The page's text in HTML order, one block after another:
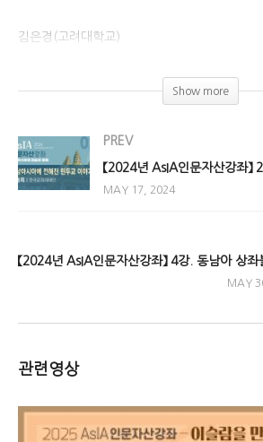
김은경(고려대학교)
Show more
PREV
MAY 17, 2024
MAY
관련영상